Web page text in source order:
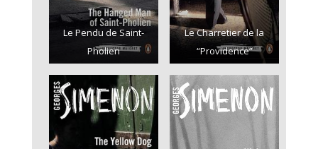
Le Pendu de Saint-
Pholien
Le Charretier de la
“Providence”